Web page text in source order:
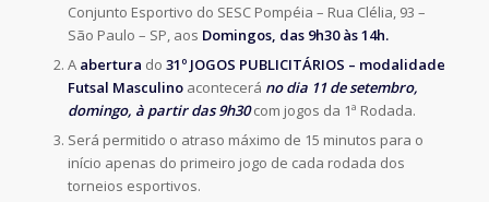
Conjunto Esportivo do SESC Pompéia – Rua Clélia, 93 –
São Paulo – SP, aos Domingos, das 9h30 às 14h.
A abertura do 31º JOGOS PUBLICITÁRIOS – modalidade
Futsal Masculinoacontecerá no dia 11 de setembro,
domingo, à partir das 9h30 com jogos da 1ª Rodada.
Será permitido o atraso máximo de 15 minutos para o
início apenas do primeiro jogo de cada rodada dos
torneios esportivos.